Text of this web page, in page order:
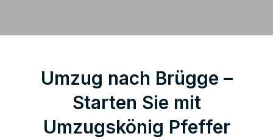
Umzug nach Brügge –
Starten Sie mit
Umzugskönig Pfeffer